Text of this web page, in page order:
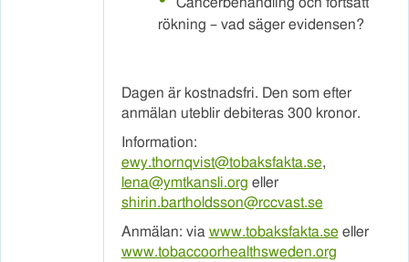
rökning – vad säger evidensen?
Dagen är kostnadsfri. Den som efter
anmälan uteblir debiteras 300 kronor.
Information:
ewy.thornqvist@tobaksfakta.se,
lena@ymtkansli.org eller
shirin.bartholdsson@rccvast.se
Anmälan: via www.tobaksfakta.se eller
www.tobaccoorhealthsweden.org